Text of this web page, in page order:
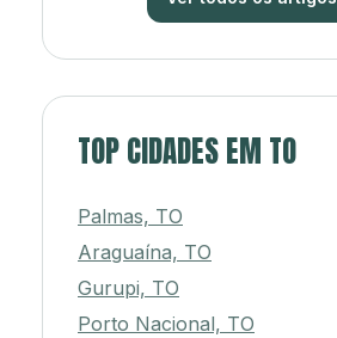
TOP CIDADES EM TO
Palmas, TO
Araguaína, TO
Gurupi, TO
Porto Nacional, TO